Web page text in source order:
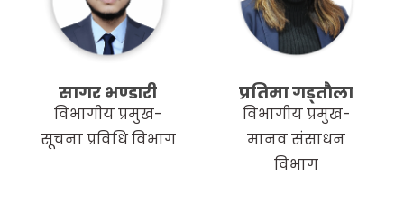
सागर भण्डारी
विभागीय प्रमुख-
सूचना प्रविधि विभाग
प्रतिमा गड्ताैला
विभागीय प्रमुख-
मानव संसाधन
विभाग